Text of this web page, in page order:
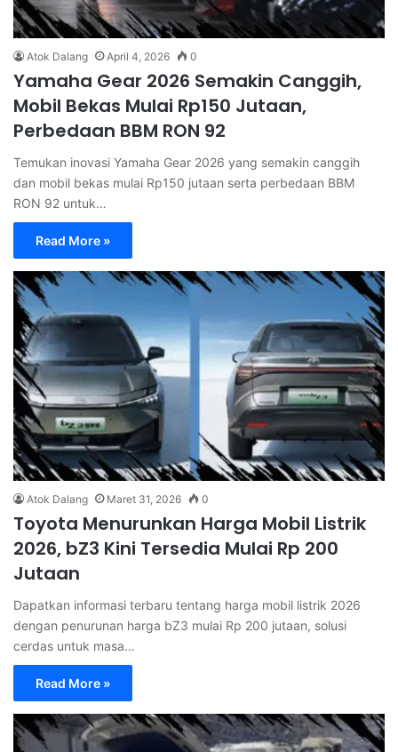
Atok Dalang April 4, 2026 0
Yamaha Gear 2026 Semakin Canggih,
Mobil Bekas Mulai Rp150 Jutaan,
Perbedaan BBM RON 92
Temukan inovasi Yamaha Gear 2026 yang semakin canggih
dan mobil bekas mulai Rp150 jutaan serta perbedaan BBM
RON 92 untuk…
Read More »
Atok Dalang Maret 31, 2026 0
Toyota Menurunkan Harga Mobil Listrik
2026, bZ3 Kini Tersedia Mulai Rp 200
Jutaan
Dapatkan informasi terbaru tentang harga mobil listrik 2026
dengan penurunan harga bZ3 mulai Rp 200 jutaan, solusi
cerdas untuk masa…
Read More »